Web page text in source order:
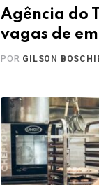
Agência do
vagas de
POR GILSON